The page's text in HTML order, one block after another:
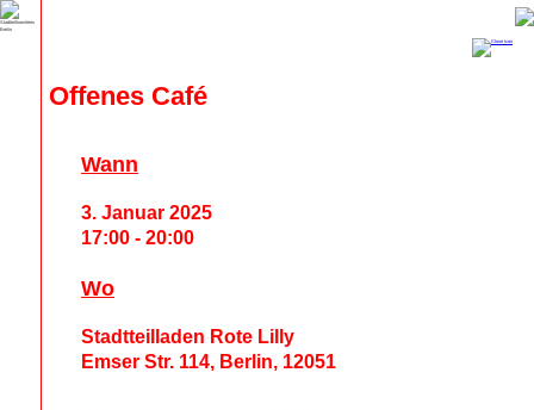
Offenes Café
Wann
3. Januar 2025
17:00 - 20:00
Wo
Stadtteilladen Rote Lilly
Emser Str. 114, Berlin, 12051